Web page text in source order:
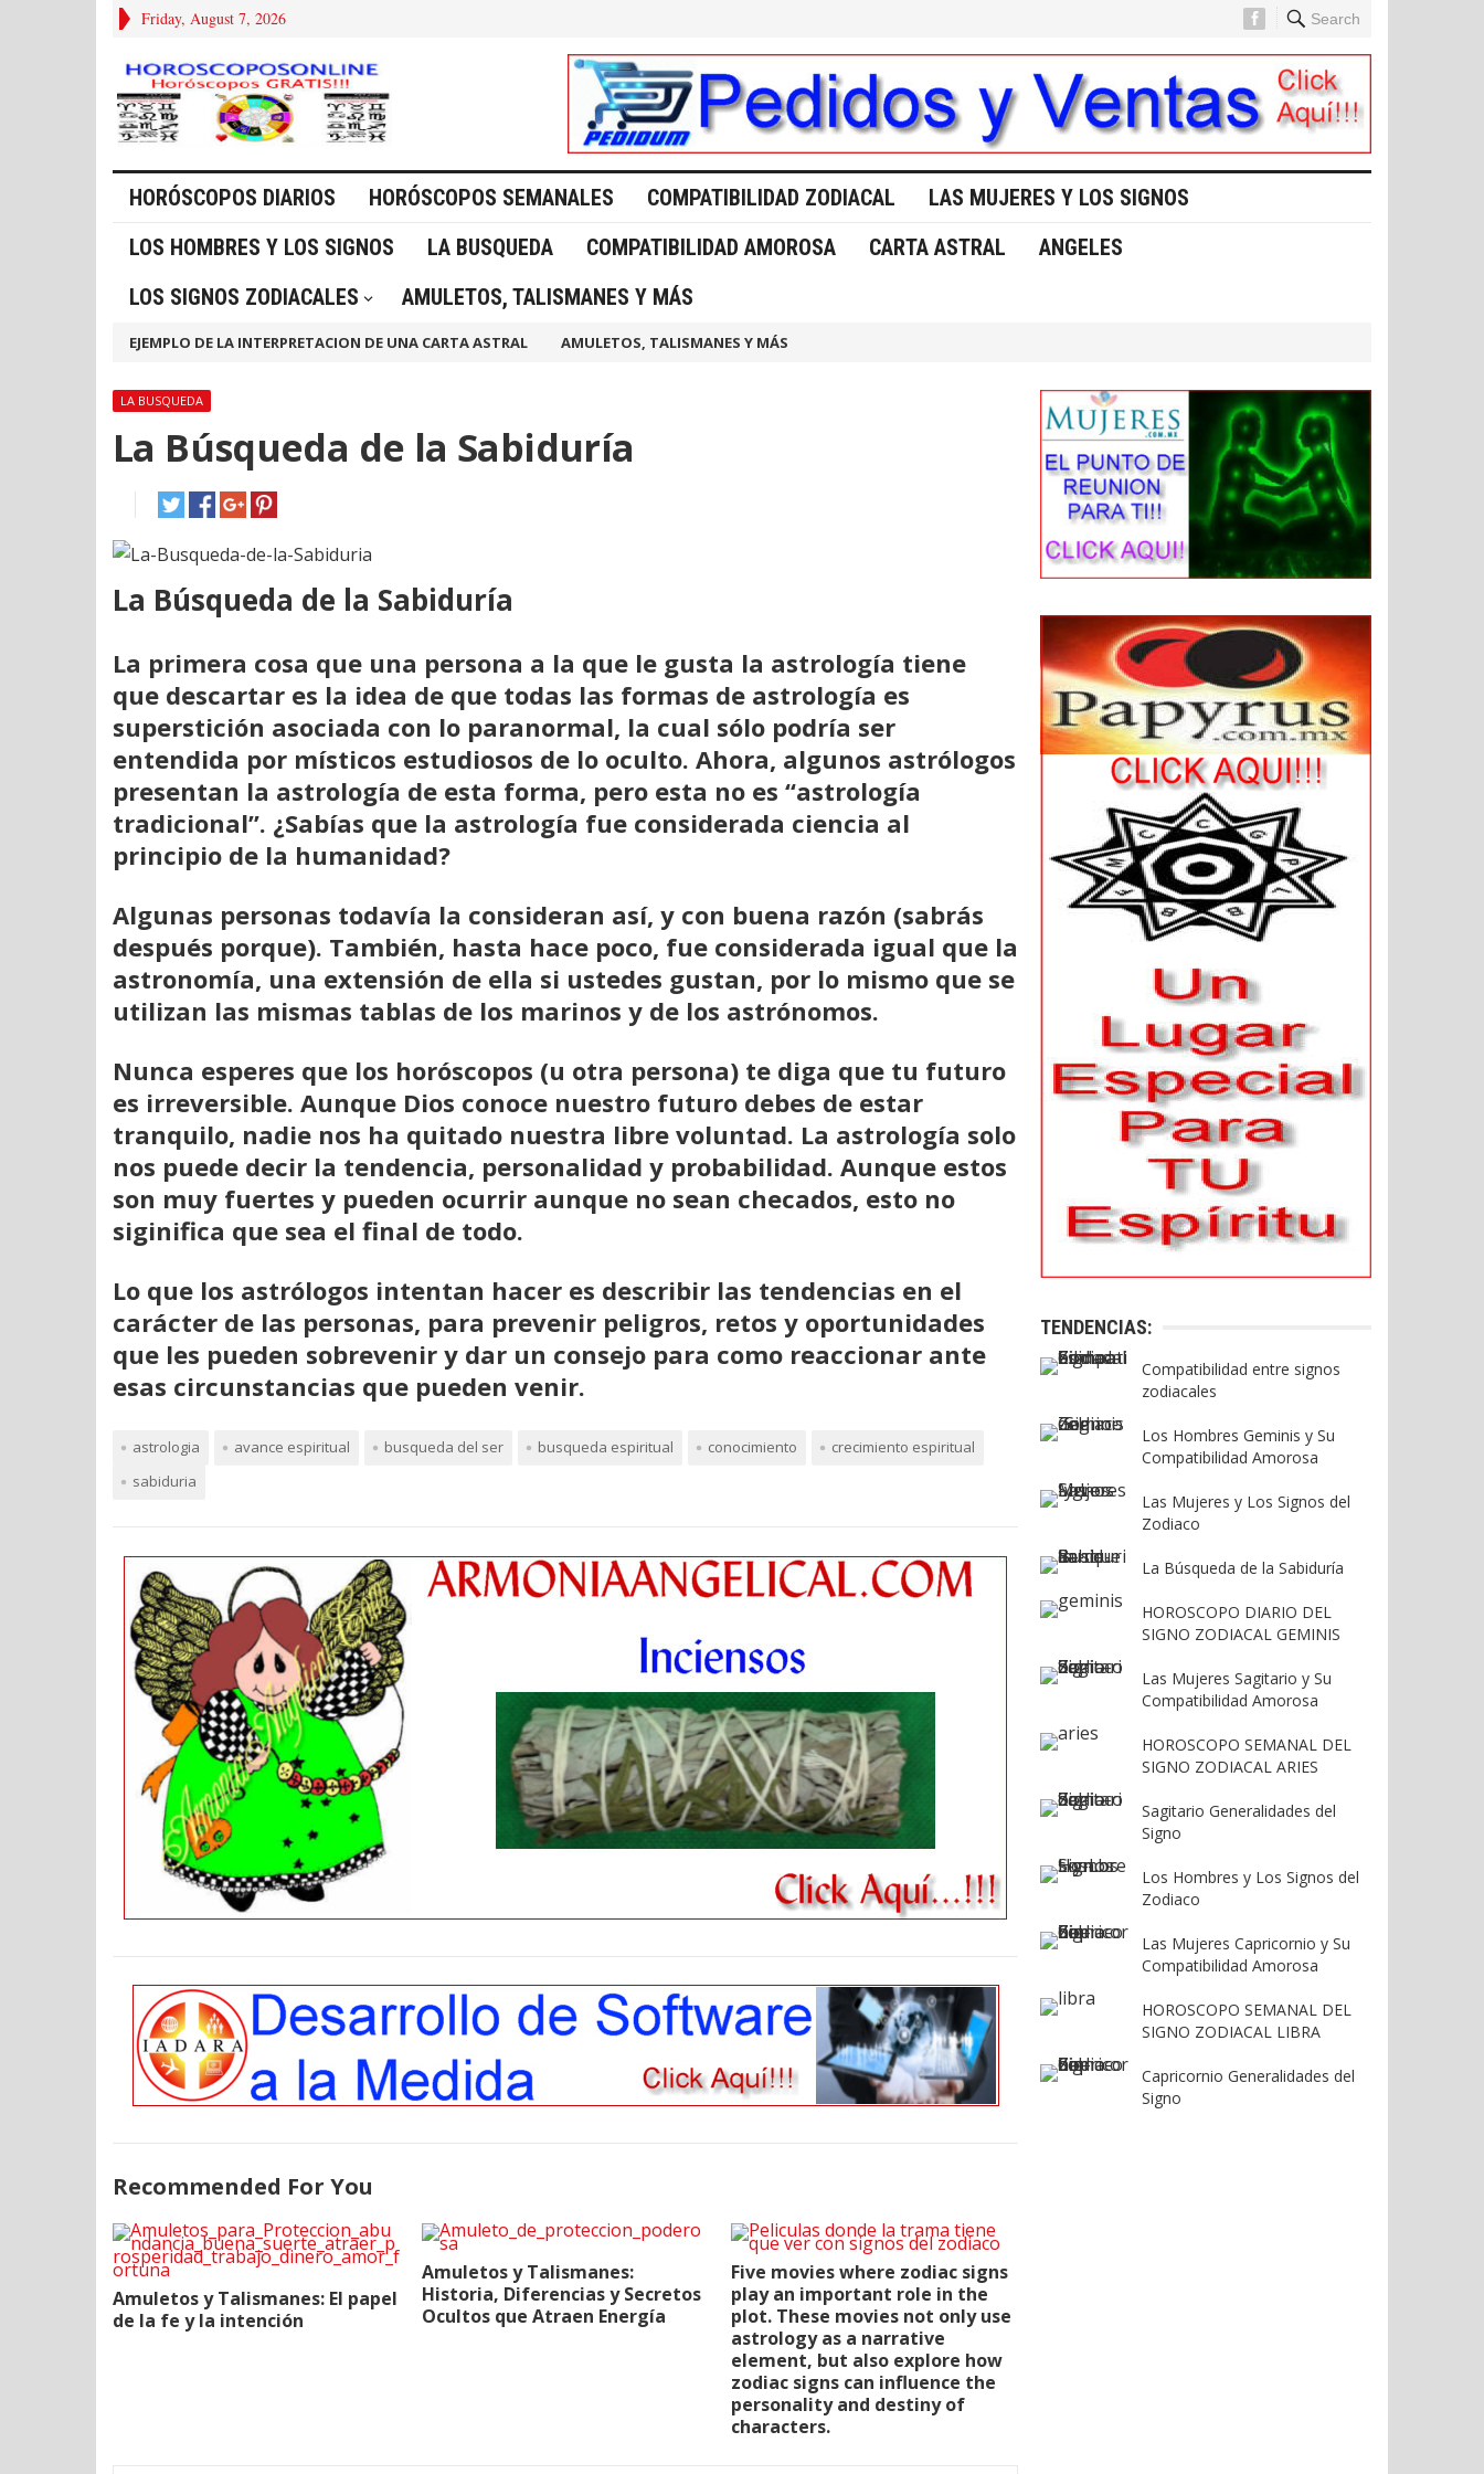
Friday, August 7, 2026 Search
HORÓSCOPOS DIARIOS HORÓSCOPOS SEMANALES COMPATIBILIDAD ZODIACAL
LAS MUJERES Y LOS SIGNOS
LOS HOMBRES Y LOS SIGNOS
LA BUSQUEDA COMPATIBILIDAD AMOROSA CARTA ASTRAL
ANGELES
LOS SIGNOS ZODIACALES
AMULETOS, TALISMANES Y MÁS
EJEMPLO DE LA INTERPRETACION DE UNA CARTA ASTRAL AMULETOS, TALISMANES Y MÁS
LA BUSQUEDA
La Búsqueda de la Sabiduría
La Búsqueda de la Sabiduría
La primera cosa que una persona a la que le gusta la astrología tiene
que descartar es la idea de que todas las formas de astrología es
superstición asociada con lo paranormal, la cual sólo podría ser
entendida por místicos estudiosos de lo oculto. Ahora, algunos astrólogos
presentan la astrología de esta forma, pero esta no es “astrología
tradicional”. ¿Sabías que la astrología fue considerada ciencia al
principio de la humanidad?
Algunas personas todavía la consideran así, y con buena razón (sabrás
después porque). También, hasta hace poco, fue considerada igual que la
astronomía, una extensión de ella si ustedes gustan, por lo mismo que se
utilizan las mismas tablas de los marinos y de los astrónomos.
Nunca esperes que los horóscopos (u otra persona) te diga que tu futuro
es irreversible. Aunque Dios conoce nuestro futuro debes de estar
tranquilo, nadie nos ha quitado nuestra libre voluntad. La astrología solo
nos puede decir la tendencia, personalidad y probabilidad. Aunque estos
son muy fuertes y pueden ocurrir aunque no sean checados, esto no
siginifica que sea el final de todo.
Lo que los astrólogos intentan hacer es describir las tendencias en el
carácter de las personas, para prevenir peligros, retos y oportunidades
que les pueden sobrevenir y dar un consejo para como reaccionar ante
esas circunstancias que pueden venir.
astrologia avance espiritual busqueda del ser busqueda espiritual conocimiento
crecimiento espiritual
sabiduria
Recommended For You
Amuletos y Talismanes: El papel
de la fe y la intención
Amuletos y Talismanes:
Historia, Diferencias y Secretos
Ocultos que Atraen Energía
Five movies where zodiac signs
play an important role in the
plot. These movies not only use
astrology as a narrative
element, but also explore how
zodiac signs can influence the
personality and destiny of
characters.
TENDENCIAS:
Compatibilidad entre signos
zodiacales
Los Hombres Geminis y Su
Compatibilidad Amorosa
Las Mujeres y Los Signos del
Zodiaco
La Búsqueda de la Sabiduría
HOROSCOPO DIARIO DEL
SIGNO ZODIACAL GEMINIS
Las Mujeres Sagitario y Su
Compatibilidad Amorosa
HOROSCOPO SEMANAL DEL
SIGNO ZODIACAL ARIES
Sagitario Generalidades del
Signo
Los Hombres y Los Signos del
Zodiaco
Las Mujeres Capricornio y Su
Compatibilidad Amorosa
HOROSCOPO SEMANAL DEL
SIGNO ZODIACAL LIBRA
Capricornio Generalidades del
Signo